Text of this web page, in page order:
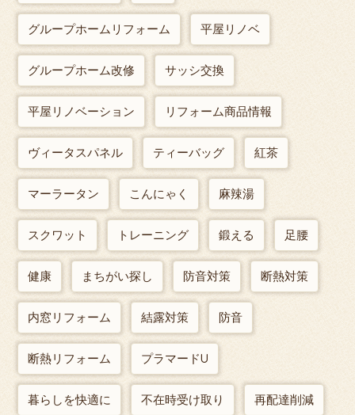
グループホームリフォーム 平屋リノベ
グループホーム改修 サッシ交換
平屋リノベーション リフォーム商品情報
ヴィータスパネル ティーバッグ 紅茶
マーラータン こんにゃく 麻辣湯
スクワット トレーニング 鍛える 足腰
健康 まちがい探し 防音対策 断熱対策
内窓リフォーム 結露対策 防音
断熱リフォーム プラマードU
暮らしを快適に 不在時受け取り 再配達削減